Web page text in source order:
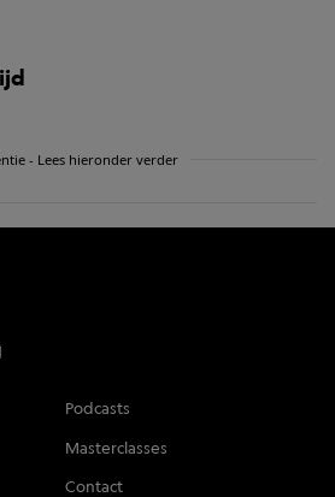
- Lees hieronder verder
Podcasts
Masterclasses
Contact